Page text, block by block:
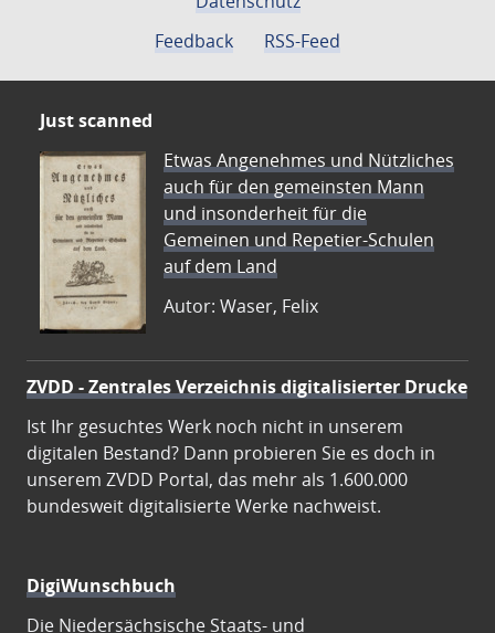
Feedback
RSS-Feed
Just scanned
Etwas Angenehmes und Nützliches
auch für den gemeinsten Mann
und insonderheit für die
Gemeinen und Repetier-Schulen
auf dem Land
Autor: Waser, Felix
ZVDD - Zentrales Verzeichnis digitalisierter Drucke
Ist Ihr gesuchtes Werk noch nicht in unserem
digitalen Bestand? Dann probieren Sie es doch in
unserem ZVDD Portal, das mehr als 1.600.000
bundesweit digitalisierte Werke nachweist.
DigiWunschbuch
Die Niedersächsische Staats- und